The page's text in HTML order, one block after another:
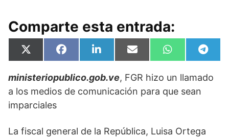
Comparte esta entrada:
Compartir
en
X
(
w
t
t
e
)
Compartir
en
F
a
e
b
o
Compartir
en
L
i
k
d
Compartir
en
E
m
i
Compartir
en
W
h
t
A
en
T
e
e
ministeriopublico.gob.ve, FGR hizo un llamado
a los medios de comunicación para que sean
imparciales
La fiscal general de la República, Luisa Ortega